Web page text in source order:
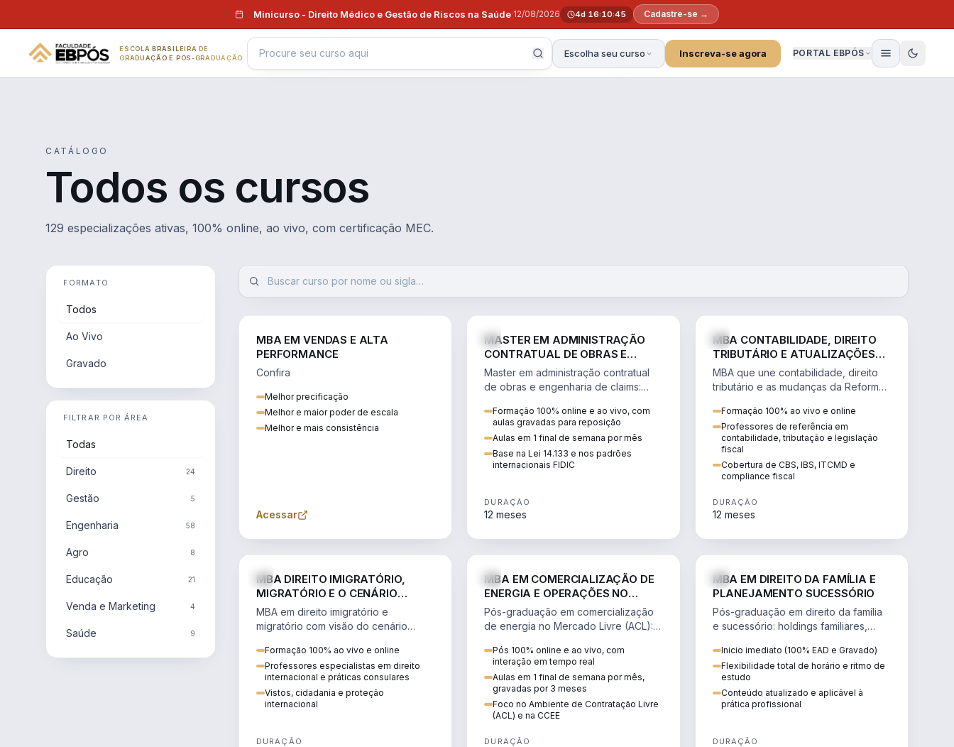
Minicurso - Direito Médico e Gestão de Riscos na Saúde·12/08/2026 4d 16:10:44 Cadastre-se →
ESCOLA BRASILEIRA DE
GRADUAÇÃO E PÓS-GRADUAÇÃO
Escolha seu curso Inscreva-se agora PORTAL EBPÓS
CATÁLOGO
Todos os cursos
129 especializações ativas, 100% online, ao vivo, com certificação MEC.
FORMATO
Todos
Ao Vivo
Gravado
FILTRAR POR ÁREA
Todas
Direito 24
Gestão 5
Engenharia 58
Agro 8
Educação 21
Venda e Marketing 4
Saúde 9
MBA EM VENDAS E ALTA
PERFORMANCE
Confira
Melhor precificação
Melhor e maior poder de escala
Melhor e mais consistência
Acessar
MASTER EM ADMINISTRAÇÃO
CONTRATUAL DE OBRAS E
ENGENHARIA DE CLAIMS
Master em administração contratual
de obras e engenharia de claims:
pleitos, delay analysis e FIDIC.
Formação 100% online e ao vivo, com
aulas gravadas para reposição
Aulas em 1 final de semana por mês
Base na Lei 14.133 e nos padrões
internacionais FIDIC
DURAÇÃO
12 meses
MBA CONTABILIDADE, DIREITO
TRIBUTÁRIO E ATUALIZAÇÕES
DA REFORMA TRIBUTÁRIA
MBA que une contabilidade, direito
tributário e as mudanças da Reforma
estratégica no novo cenário.
Formação 100% ao vivo e online
Professores de referência em
contabilidade, tributação e legislação
fiscal
Cobertura de CBS, IBS, ITCMD e
compliance fiscal
DURAÇÃO
12 meses
MBA DIREITO IMIGRATÓRIO,
MIGRATÓRIO E O CENÁRIO
INTERNACIONAL
MBA em direito imigratório e
migratório com visão do cenário
regularização e consultoria
transnacional.
Formação 100% ao vivo e online
Professores especialistas em direito
internacional e práticas consulares
Vistos, cidadania e proteção
internacional
DURAÇÃO
MBA EM COMERCIALIZAÇÃO DE
ENERGIA E OPERAÇÕES NO
MERCADO LIVRE
Pós-graduação em comercialização
de energia no Mercado Livre (ACL):
risco e migração de clientes.
Pós 100% online e ao vivo, com
interação em tempo real
Aulas em 1 final de semana por mês,
gravadas por 3 meses
Foco no Ambiente de Contratação Livre
(ACL) e na CCEE
DURAÇÃO
MBA EM DIREITO DA FAMÍLIA E
PLANEJAMENTO SUCESSÓRIO
Pós-graduação em direito da família
e sucessório: holdings familiares,
tributação da sucessão.
Inicio imediato (100% EAD e Gravado)
Flexibilidade total de horário e ritmo de
estudo
Conteúdo atualizado e aplicável à
prática profissional
DURAÇÃO